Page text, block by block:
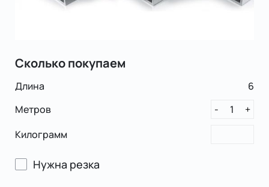
Сколько покупаем
Длина
6
Метров
- 1
+
Килограмм
Нужна резка